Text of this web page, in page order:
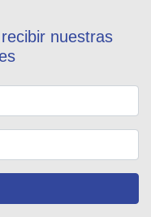
nuestras